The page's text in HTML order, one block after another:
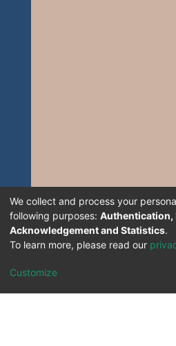
We collect and process your
following purposes: Authentication,
Acknowledgement and Statistics.
To learn more, please read our
Customize